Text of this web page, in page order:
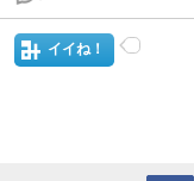
イイね！